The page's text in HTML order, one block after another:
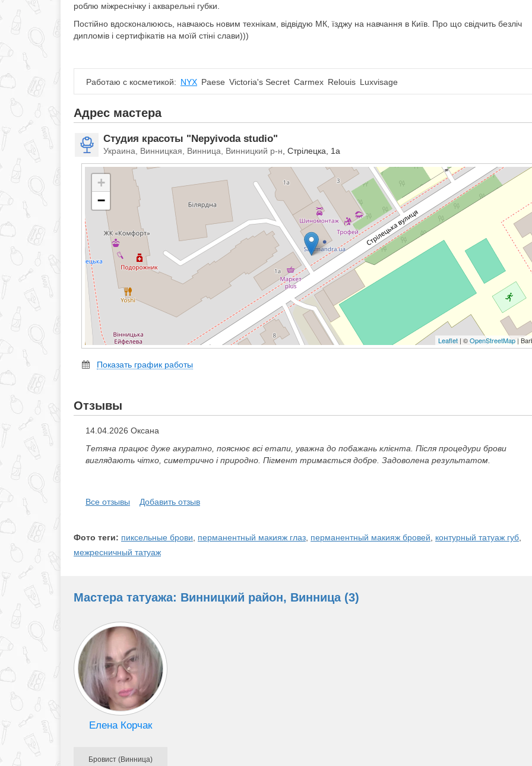
роблю міжреснічку і акварельні губки.
Постійно вдосконалююсь, навчаюсь новим технікам, відвідую МК, їзджу на навчання в Київ. Про що свідчить безліч
дипломів і сертифікатів на моїй стіні слави)))
Работаю с косметикой: NYX Paese Victoria's Secret Carmex Relouis Luxvisage
Адрес мастера
Студия красоты "Nepyivoda studio"
Украина, Винницкая, Винница, Винницкий р-н , Стрілецка, 1а
+
−
Leaflet | ©OpenStreetMap |
Показать график работы
Отзывы
14.04.2026 Оксана
Тетяна працює дуже акуратно, пояснює всі етапи, уважна до побажань клієнта. Після процедури брови
виглядають чітко, симетрично і природно. Пігмент тримається добре. Задоволена результатом.
Все отзывы Добавить отзыв
Фото теги: пиксельные брови перманентный макияж глаз перманентный макияж бровей контурный татуаж губ
межресничный татуаж
Мастера татуажа: Винницкий район, Винница (3)
Елена Корчак
Бровист (Винница)